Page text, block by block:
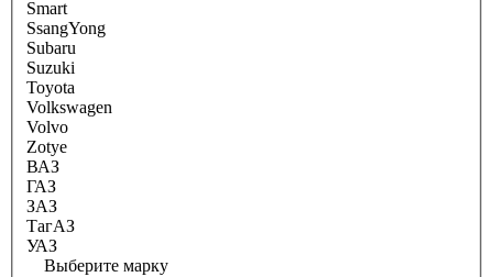
Smart
SsangYong
Subaru
Suzuki
Toyota
Volkswagen
Volvo
Zotye
ВАЗ
ГАЗ
ЗАЗ
ТагАЗ
УАЗ
Выберите марку